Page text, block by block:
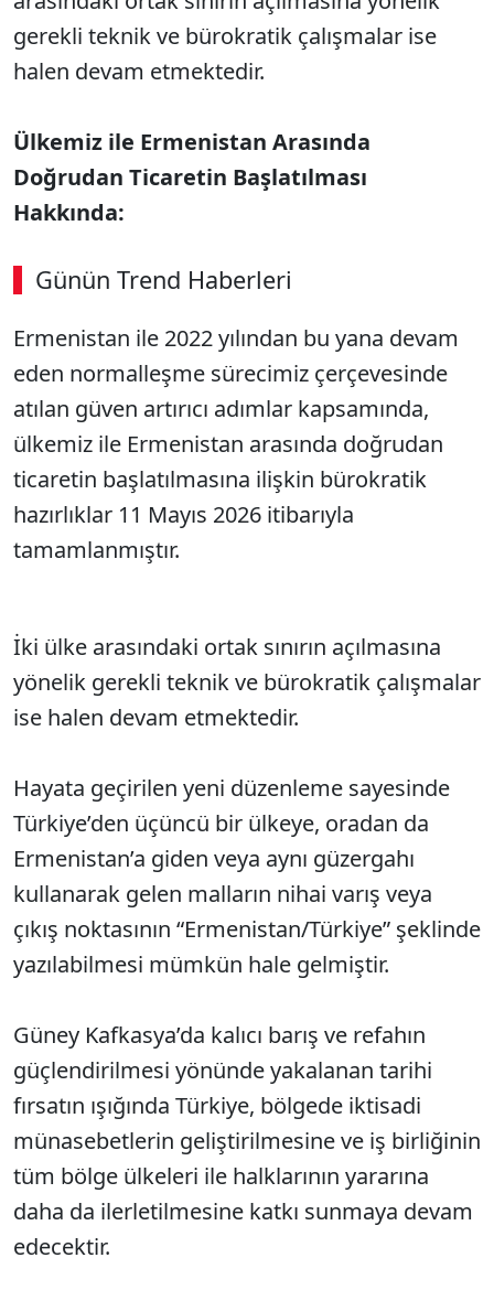
gerekli teknik ve bürokratik çalışmalar ise
halen devam etmektedir.
Ülkemiz ile Ermenistan Arasında
Doğrudan Ticaretin Başlatılması
Hakkında:
Günün Trend Haberleri
Ermenistan ile 2022 yılından bu yana devam
eden normalleşme sürecimiz çerçevesinde
atılan güven artırıcı adımlar kapsamında,
ülkemiz ile Ermenistan arasında doğrudan
ticaretin başlatılmasına ilişkin bürokratik
hazırlıklar 11 Mayıs 2026 itibarıyla
tamamlanmıştır.
İki ülke arasındaki ortak sınırın açılmasına
yönelik gerekli teknik ve bürokratik çalışmalar
ise halen devam etmektedir.
Hayata geçirilen yeni düzenleme sayesinde
Türkiye’den üçüncü bir ülkeye, oradan da
Ermenistan’a giden veya aynı güzergahı
kullanarak gelen malların nihai varış veya
çıkış noktasının “Ermenistan/Türkiye” şeklinde
yazılabilmesi mümkün hale gelmiştir.
Güney Kafkasya’da kalıcı barış ve refahın
güçlendirilmesi yönünde yakalanan tarihi
fırsatın ışığında Türkiye, bölgede iktisadi
münasebetlerin geliştirilmesine ve iş birliğinin
tüm bölge ülkeleri ile halklarının yararına
daha da ilerletilmesine katkı sunmaya devam
edecektir.